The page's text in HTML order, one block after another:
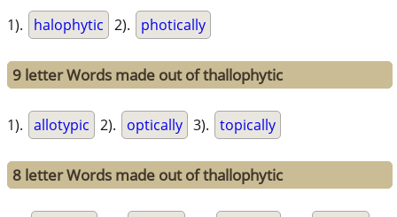
1). halophytic 2). photically
9 letter Words made out of thallophytic
1). allotypic 2). optically 3). topically
8 letter Words made out of thallophytic